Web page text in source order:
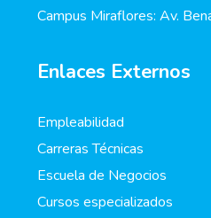
Campus Miraflores: Av.
Enlaces Externos
Empleabilidad
Carreras Técnicas
Escuela de Negocios
Cursos especializados